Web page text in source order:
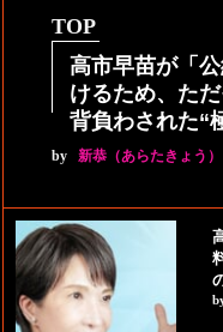
TOP
高市早苗が「
けるため、た
背負わされた“
by 新恭（あらたきょう